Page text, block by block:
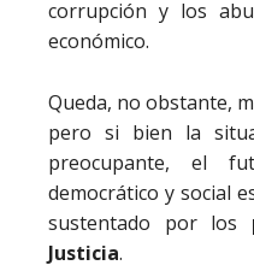
corrupción y los
económico.
Queda, no obstante,
pero si bien la
preocupante, el
democrático y social
sustentado por los
Justicia.